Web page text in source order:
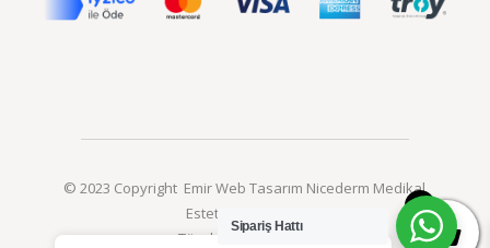
© 2023 Copyright Emir Web Tasarım Nicederm Medikal
Estetik Ticaret A.Ş.
Tüm hakları saklıdır.
Sipariş Hattı
0